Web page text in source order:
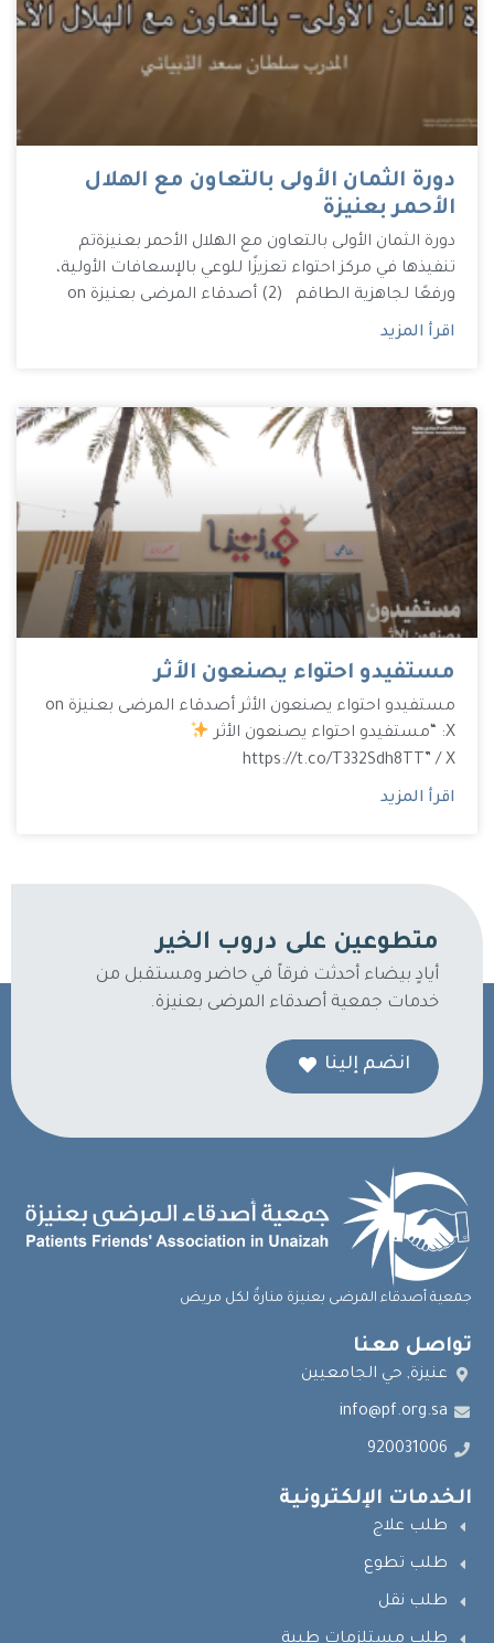
دورة الثمان الأولى بالتعاون مع الهلال
الأحمر بعنيزة
دورة الثمان الأولى بالتعاون مع الهلال الأحمر بعنيزة تم
تنفيذها في مركز احتواء تعزيزًا للوعي بالإسعافات الأولية،
ورفعًا لجاهزية الطاقم (2) أصدقاء المرضى بعنيزة on
اقرأ المزيد
مستفيدو احتواء يصنعون الأثر
مستفيدو احتواء يصنعون الأثر أصدقاء المرضى بعنيزة on
X: “مستفيدو احتواء يصنعون الأثر
https://t.co/T332Sdh8TT” / X
اقرأ المزيد
انضم إلينا
متطوعين على دروب الخير
أيادٍ بيضاء أحدثت فرقاً في حاضر ومستقبل من
خدمات جمعية أصدقاء المرضى بعنيزة.
الخدمات الإلكترونية
طلب علاج
طلب تطوع
طلب نقل
طلب مستلزمات طبية
تواصل معنا
عنيزة, حي الجامعيين
info@pf.org.sa
920031006
جمعية أصدقاء المرضى بعنيزة منارةٌ لكل مريض